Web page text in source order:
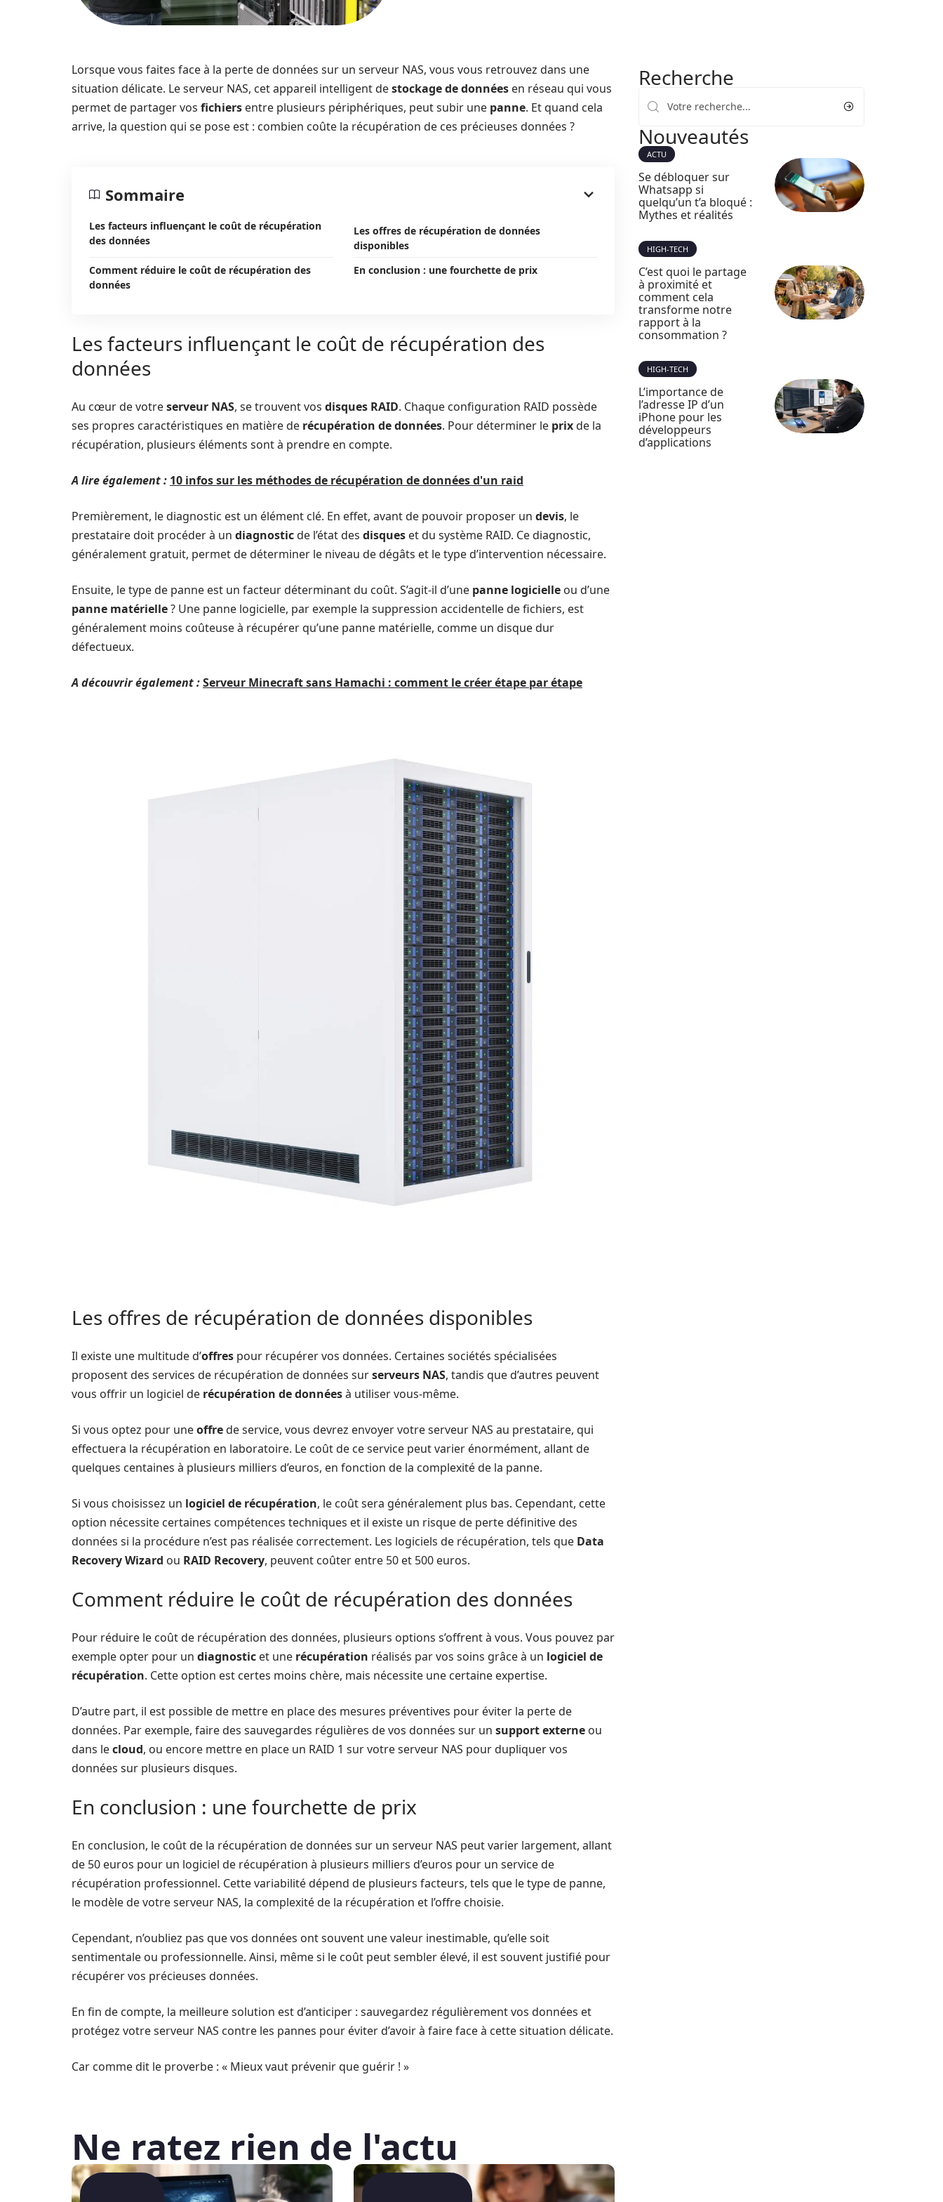
Lorsque vous faites face à la perte de données sur un serveur NAS, vous vous retrouvez dans une
situation délicate. Le serveur NAS, cet appareil intelligent destockage de données en réseau qui vous
permet de partager vos fichiers entre plusieurs périphériques, peut subir une panne. Et quand cela
arrive, la question qui se pose est : combien coûte la récupération de ces précieuses données ?
Sommaire
Les facteurs influençant le coût de récupération
des données
Les offres de récupération de données
disponibles
Comment réduire le coût de récupération des
données
En conclusion : une fourchette de prix
Les facteurs influençant le coût de récupération des
données
Au cœur de votreserveur NAS, se trouvent vos disques RAID. Chaque configuration RAID possède
ses propres caractéristiques en matière de récupération de données. Pour déterminer le prixde la
récupération, plusieurs éléments sont à prendre en compte.
A lire également : 10 infos sur les méthodes de récupération de données d'un raid
Premièrement, le diagnostic est un élément clé. En effet, avant de pouvoir proposer un devis, le
prestataire doit procéder à un diagnosticde l’état des disques et du système RAID. Ce diagnostic,
généralement gratuit, permet de déterminer le niveau de dégâts et le type d’intervention nécessaire.
Ensuite, le type de panne est un facteur déterminant du coût. S’agit-il d’une panne logicielle ou d’une
panne matérielle? Une panne logicielle, par exemple la suppression accidentelle de fichiers, est
généralement moins coûteuse à récupérer qu’une panne matérielle, comme un disque dur
défectueux.
A découvrir également :Serveur Minecraft sans Hamachi : comment le créer étape par étape
Les offres de récupération de données disponibles
Il existe une multitude d’offres pour récupérer vos données. Certaines sociétés spécialisées
proposent des services de récupération de données surserveurs NAS, tandis que d’autres peuvent
vous offrir un logiciel de récupération de donnéesà utiliser vous-même.
Si vous optez pour uneoffrede service, vous devrez envoyer votre serveur NAS au prestataire, qui
effectuera la récupération en laboratoire. Le coût de ce service peut varier énormément, allant de
quelques centaines à plusieurs milliers d’euros, en fonction de la complexité de la panne.
Si vous choisissez un logiciel de récupération, le coût sera généralement plus bas. Cependant, cette
option nécessite certaines compétences techniques et il existe un risque de perte définitive des
données si la procédure n’est pas réalisée correctement. Les logiciels de récupération, tels que Data
Recovery Wizard ou RAID Recovery, peuvent coûter entre 50 et 500 euros.
Comment réduire le coût de récupération des données
Pour réduire le coût de récupération des données, plusieurs options s’offrent à vous. Vous pouvez par
exemple opter pour un diagnostic et une récupération réalisés par vos soins grâce à un logiciel de
récupération. Cette option est certes moins chère, mais nécessite une certaine expertise.
D’autre part, il est possible de mettre en place des mesures préventives pour éviter la perte de
données. Par exemple, faire des sauvegardes régulières de vos données sur un support externe ou
dans lecloud, ou encore mettre en place un RAID 1 sur votre serveur NAS pour dupliquer vos
données sur plusieurs disques.
En conclusion : une fourchette de prix
En conclusion, le coût de la récupération de données sur un serveur NAS peut varier largement, allant
de 50 euros pour un logiciel de récupération à plusieurs milliers d’euros pour un service de
récupération professionnel. Cette variabilité dépend de plusieurs facteurs, tels que le type de panne,
le modèle de votre serveur NAS, la complexité de la récupération et l’offre choisie.
Cependant, n’oubliez pas que vos données ont souvent une valeur inestimable, qu’elle soit
sentimentale ou professionnelle. Ainsi, même si le coût peut sembler élevé, il est souvent justifié pour
récupérer vos précieuses données.
En fin de compte, la meilleure solution est d’anticiper : sauvegardez régulièrement vos données et
protégez votre serveur NAS contre les pannes pour éviter d’avoir à faire face à cette situation délicate.
Car comme dit le proverbe : « Mieux vaut prévenir que guérir ! »
Ne ratez rien de l'actu
Recherche
Nouveautés
ACTU
Se débloquer sur
Whatsapp si
quelqu’un t’a bloqué :
Mythes et réalités
HIGH-TECH
C’est quoi le partage
à proximité et
comment cela
transforme notre
rapport à la
consommation ?
HIGH-TECH
L’importance de
l’adresse IP d’un
iPhone pour les
développeurs
d’applications